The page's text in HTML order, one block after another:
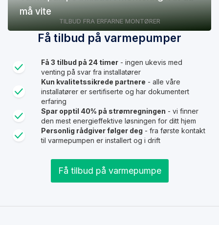
må vite
TILBUD FRA ERFARNE MONTØRER
Få tilbud på varmepumper
Få 3 tilbud på 24 timer - ingen ukevis med
venting på svar fra installatører
Kun kvalitetssikrede partnere - alle våre
installatører er sertifiserte og har dokumentert
erfaring
Spar opptil 40% på strømregningen - vi finner
den mest energieffektive løsningen for ditt hjem
Personlig rådgiver følger deg - fra første kontakt
til varmepumpen er installert og i drift
Få tilbud på varmepumpe